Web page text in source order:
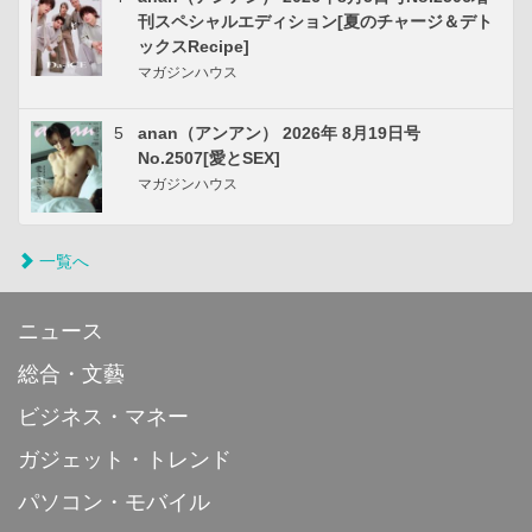
刊スペシャルエディション[夏のチャージ＆デト
ックスRecipe]
マガジンハウス
5
anan（アンアン） 2026年 8月19日号
No.2507[愛とSEX]
マガジンハウス
一覧へ
ニュース
総合・文藝
ビジネス・マネー
ガジェット・トレンド
パソコン・モバイル